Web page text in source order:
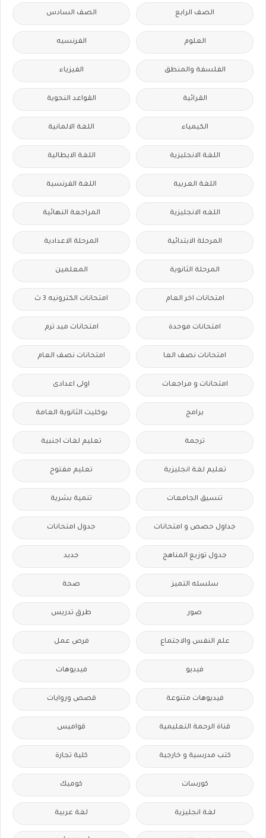
الصف الرابع الصف السادس
العلوم الفرنسيه
الفلسفة والمنطق الفيزياء
القرائية القواعد النحوية
الكيمياء اللغة الالمانية
اللغة الانجليزية اللغة الايطالية
اللغة العربية اللغة الفرنسية
اللغه الانجليزية المراجعة النهائية
المرحلة الابتدائية المرحلة الاعدادية
المرحلة الثانوية المعلمين
امتحانات اخر العام امتحانات الكترونيه 3 ث
امتحانات موحدة امتحانات ميد ترم
امتحانات نصف العا امتحانات نصف العام
امتحانات و مراجعات اولى اعدادى
برامج بوكليت الثانوية العامة
ترجمة تعليم لغات اجنبية
تعليم لغة انجليزية تعليم مفتوح
تنسيق الجامعات تنمية بشرية
جداول حصص و امتحانات جدول امتحانات
جدول توزيع المناهج جديد
سلسله التميز صحة
صور طرق تدريس
علم النفس والاجتماع فرص عمل
فيديو فيديوهات
فيديوهات متنوعة قصص وروايات
قناة الرحمة التعليمية قواميس
كتب مدرسية و خارجية كلية تجارة
كورسات كوميك
لغة انجليزية لغة عربية